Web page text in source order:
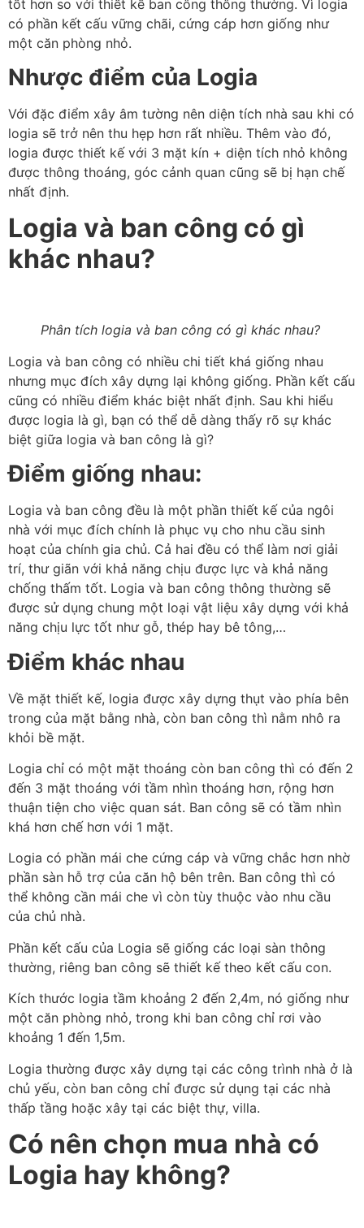
tốt hơn so với thiết kế ban công thông thường. Vì logia
có phần kết cấu vững chãi, cứng cáp hơn giống như
một căn phòng nhỏ.
Nhược điểm của Logia
Với đặc điểm xây âm tường nên diện tích nhà sau khi có
logia sẽ trở nên thu hẹp hơn rất nhiều. Thêm vào đó,
logia được thiết kế với 3 mặt kín + diện tích nhỏ không
được thông thoáng, góc cảnh quan cũng sẽ bị hạn chế
nhất định.
Logia và ban công có gì
khác nhau?
Phân tích logia và ban công có gì khác nhau?
Logia và ban công có nhiều chi tiết khá giống nhau
nhưng mục đích xây dựng lại không giống. Phần kết cấu
cũng có nhiều điểm khác biệt nhất định. Sau khi hiểu
được logia là gì, bạn có thể dễ dàng thấy rõ sự khác
biệt giữa logia và ban công là gì?
Điểm giống nhau:
Logia và ban công đều là một phần thiết kế của ngôi
nhà với mục đích chính là phục vụ cho nhu cầu sinh
hoạt của chính gia chủ. Cả hai đều có thể làm nơi giải
trí, thư giãn với khả năng chịu được lực và khả năng
chống thấm tốt. Logia và ban công thông thường sẽ
được sử dụng chung một loại vật liệu xây dựng với khả
năng chịu lực tốt như gỗ, thép hay bê tông,…
Điểm khác nhau
Về mặt thiết kế, logia được xây dựng thụt vào phía bên
trong của mặt bằng nhà, còn ban công thì nằm nhô ra
khỏi bề mặt.
Logia chỉ có một mặt thoáng còn ban công thì có đến 2
đến 3 mặt thoáng với tầm nhìn thoáng hơn, rộng hơn
thuận tiện cho việc quan sát. Ban công sẽ có tầm nhìn
khá hơn chế hơn với 1 mặt.
Logia có phần mái che cứng cáp và vững chắc hơn nhờ
phần sàn hỗ trợ của căn hộ bên trên. Ban công thì có
thể không cần mái che vì còn tùy thuộc vào nhu cầu
của chủ nhà.
Phần kết cấu của Logia sẽ giống các loại sàn thông
thường, riêng ban công sẽ thiết kế theo kết cấu con.
Kích thước logia tầm khoảng 2 đến 2,4m, nó giống như
một căn phòng nhỏ, trong khi ban công chỉ rơi vào
khoảng 1 đến 1,5m.
Logia thường được xây dựng tại các công trình nhà ở là
chủ yếu, còn ban công chỉ được sử dụng tại các nhà
thấp tầng hoặc xây tại các biệt thự, villa.
Có nên chọn mua nhà có
Logia hay không?